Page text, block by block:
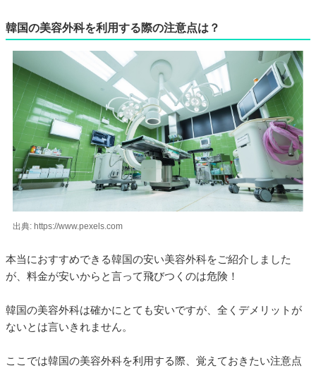
韓国の美容外科を利用する際の注意点は？
出典: https://www.pexels.com
本当におすすめできる韓国の安い美容外科をご紹介しました
が、料金が安いからと言って飛びつくのは危険！
韓国の美容外科は確かにとても安いですが、全くデメリットが
ないとは言いきれません。
ここでは韓国の美容外科を利用する際、覚えておきたい注意点